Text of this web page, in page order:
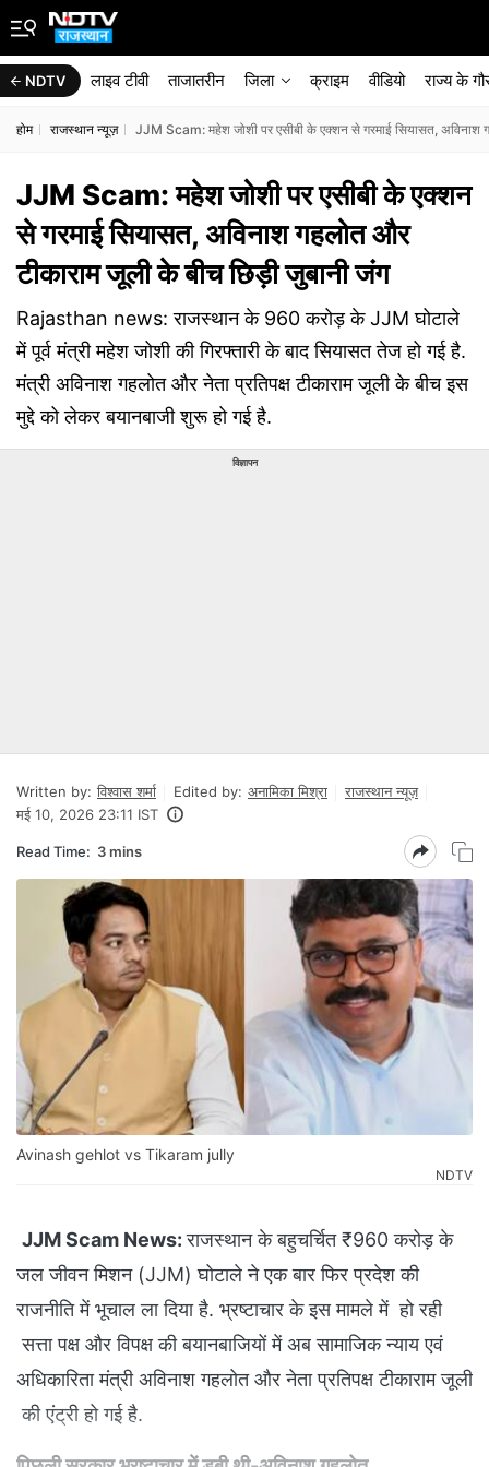
NDTV लाइव टीवी ताजातरीन जिला क्राइम वीडियो राज्‍य के
होम राजस्थान न्यूज़ JJM Scam: महेश जोशी पर एसीबी के एक्शन से गरमाई सियासत, अविनाश
JJM Scam: महेश जोशी पर एसीबी के एक्शन
से गरमाई सियासत, अविनाश गहलोत और
टीकाराम जूली के बीच छिड़ी जुबानी जंग
Rajasthan news: राजस्थान के 960 करोड़ के JJM घोटाले
में पूर्व मंत्री महेश जोशी की गिरफ्तारी के बाद सियासत तेज हो गई है.
मंत्री अविनाश गहलोत और नेता प्रतिपक्ष टीकाराम जूली के बीच इस
मुद्दे को लेकर बयानबाजी शुरू हो गई है.
विज्ञापन
Written by: विश्वास शर्मा Edited by: अनामिका मिश्रा
राजस्थान न्यूज़
मई 10, 2026 23:11 IST
Read Time: 3 mins
Avinash gehlot vs Tikaram jully
NDTV
JJM Scam News:राजस्थान के बहुचर्चित ₹960 करोड़ के
जल जीवन मिशन (JJM) घोटाले ने एक बार फिर प्रदेश की
राजनीति में भूचाल ला दिया है. भ्रष्टाचार के इस मामले में हो रही
सत्ता पक्ष और विपक्ष की बयानबाजियों में अब सामाजिक न्याय एवं
अधिकारिता मंत्री अविनाश गहलोत और नेता प्रतिपक्ष टीकाराम जूली
की एंट्री हो गई है.